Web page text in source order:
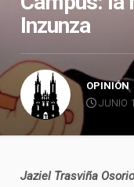
Inzunza
OPINIÓN
JUNIO
Jaziel Trasviña